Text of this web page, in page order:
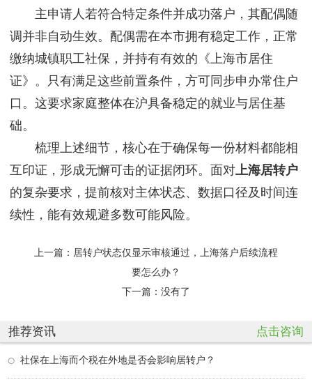
主申请人若符合特定条件并成功落户，其配偶随
调并非自动生效。配偶需在本市拥有稳定工作，正常
缴纳城镇职工社保，并持有有效的《上海市居住
证》。只有满足这些前置条件，方可同步申办常住户
口。这要求家庭整体在沪具备稳定的就业与居住基
础。
梳理上述细节，核心在于确保每一份材料都能相
互印证，形成无懈可击的证据闭环。面对上海居转户
的复杂要求，提前核对主体状态、数据口径及时间连
续性，能有效规避多数可能风险。
上一篇： 居转户状态仅显示审核通过，上海落户后续流程
要怎么办？
下一篇：没有了
推荐资讯 点击咨询
社保在上海而个税在外地是否会影响居转户？